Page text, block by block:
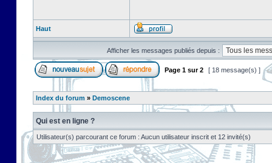
Haut
Afficher les messages publiés depuis :
Page 1 sur2 [ 18 message(s) ]
Index du forum » Demoscene
Qui est en ligne ?
Utilisateur(s) parcourant ce forum : Aucun utilisateur inscrit et 12 invité(s)